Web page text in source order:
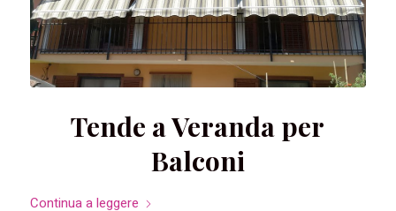
Tende a Veranda per
Balconi
Continua a leggere